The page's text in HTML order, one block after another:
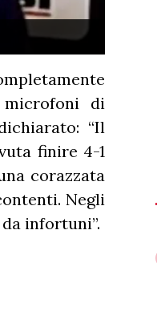
di
“Il
finire 4-1
corazzata
Negli
infortuni”.